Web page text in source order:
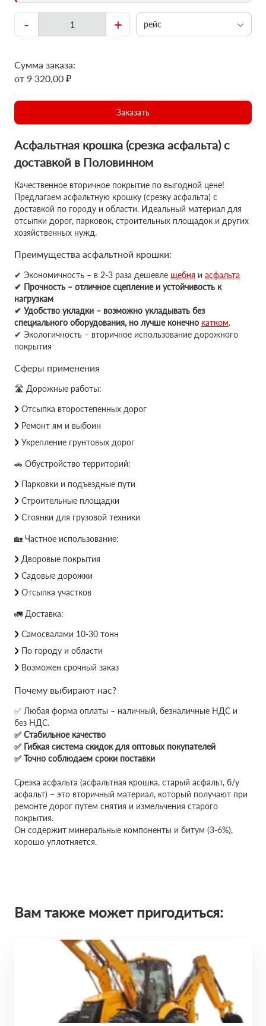
- + рейс
Сумма заказа:
от 9 320,00 ₽
Заказать
Асфальтная крошка (срезка асфальта) с
доставкой в Половинном
Качественное вторичное покрытие по выгодной цене!
Предлагаем асфальтную крошку (срезку асфальта) с
доставкой по городу и области. Идеальный материал для
отсыпки дорог, парковок, строительных площадок и других
хозяйственных нужд.
Преимущества асфальтной крошки:
✔ Экономичность – в 2-3 раза дешевле щебня и асфальта
✔ Прочность – отличное сцепление и устойчивость к
нагрузкам
✔ Удобство укладки – возможно укладывать без
специального оборудования, но лучше конечно катком.
✔ Экологичность – вторичное использование дорожного
покрытия
Сферы применения
🛣 Дорожные работы:
Отсыпка второстепенных дорог
Ремонт ям и выбоин
Укрепление грунтовых дорог
🚗 Обустройство территорий:
Парковки и подъездные пути
Строительные площадки
Стоянки для грузовой техники
🏡 Частное использование:
Дворовые покрытия
Садовые дорожки
Отсыпка участков
🚛 Доставка:
Самосвалами 10-30 тонн
По городу и области
Возможен срочный заказ
Почему выбирают нас?
✅ Любая форма оплаты – наличный, безналичные НДС и
без НДС.
✅ Стабильное качество
✅ Гибкая система скидок для оптовых покупателей
✅ Точно соблюдаем сроки поставки
Срезка асфальта (асфальтная крошка, старый асфальт, б/у
асфальт) – это вторичный материал, который получают при
ремонте дорог путем снятия и измельчения старого
покрытия.
Он содержит минеральные компоненты и битум (3-6%),
хорошо уплотняется.
Вам также может пригодиться: